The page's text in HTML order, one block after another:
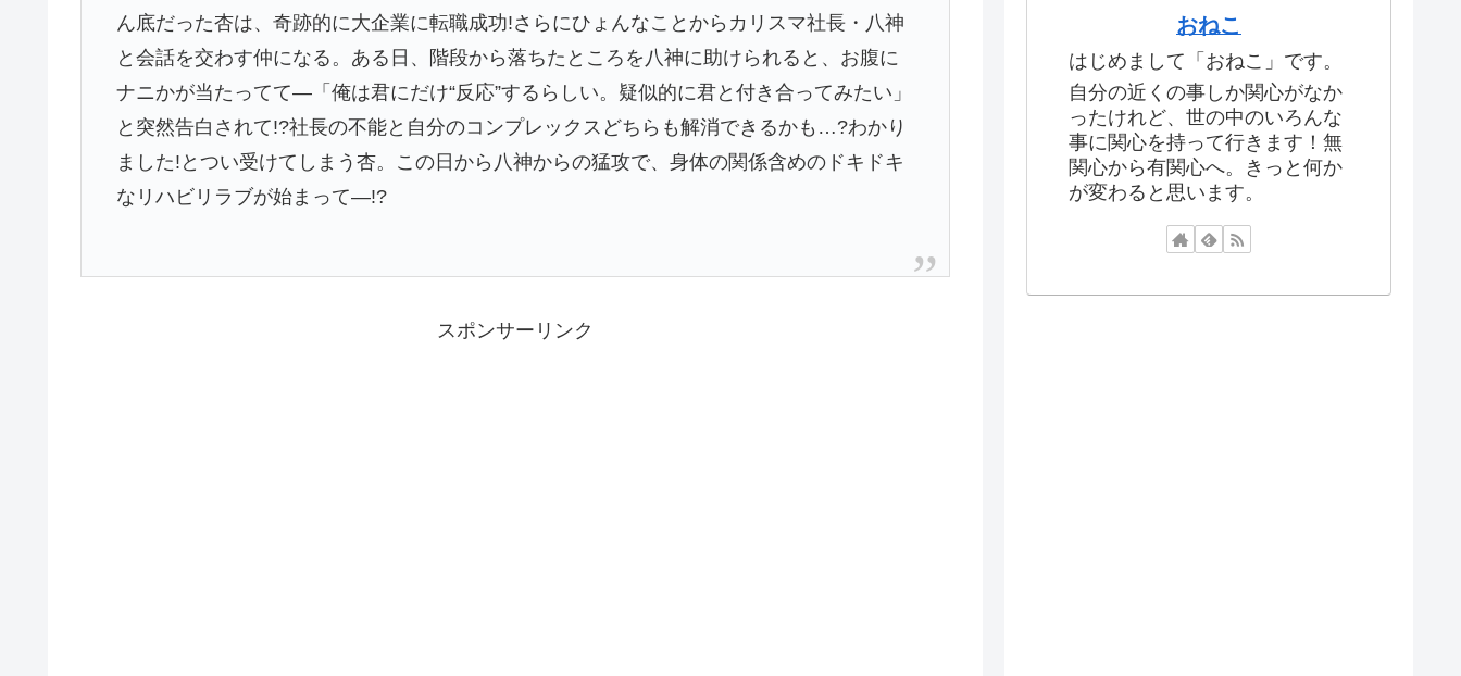
ん底だった杏は、奇跡的に大企業に転職成功!さらにひょんなことからカリスマ社長・八神
と会話を交わす仲になる。ある日、階段から落ちたところを八神に助けられると、お腹に
ナニかが当たってて―「俺は君にだけ“反応”するらしい。疑似的に君と付き合ってみたい」
と突然告白されて!?社長の不能と自分のコンプレックスどちらも解消できるかも…?わかり
ました!とつい受けてしまう杏。この日から八神からの猛攻で、身体の関係含めのドキドキ
なリハビリラブが始まって―!?
スポンサーリンク
おねこ
はじめまして「おねこ」です。
自分の近くの事しか関心がなか
ったけれど、世の中のいろんな
事に関心を持って行きます！無
関心から有関心へ。きっと何か
が変わると思います。